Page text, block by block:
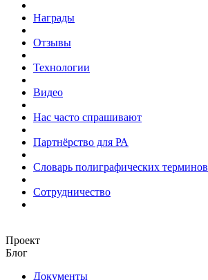
Награды
Отзывы
Технологии
Видео
Нас часто спрашивают
Партнёрство для РА
Словарь полиграфических терминов
Сотрудничество
Проект
Блог
Документы